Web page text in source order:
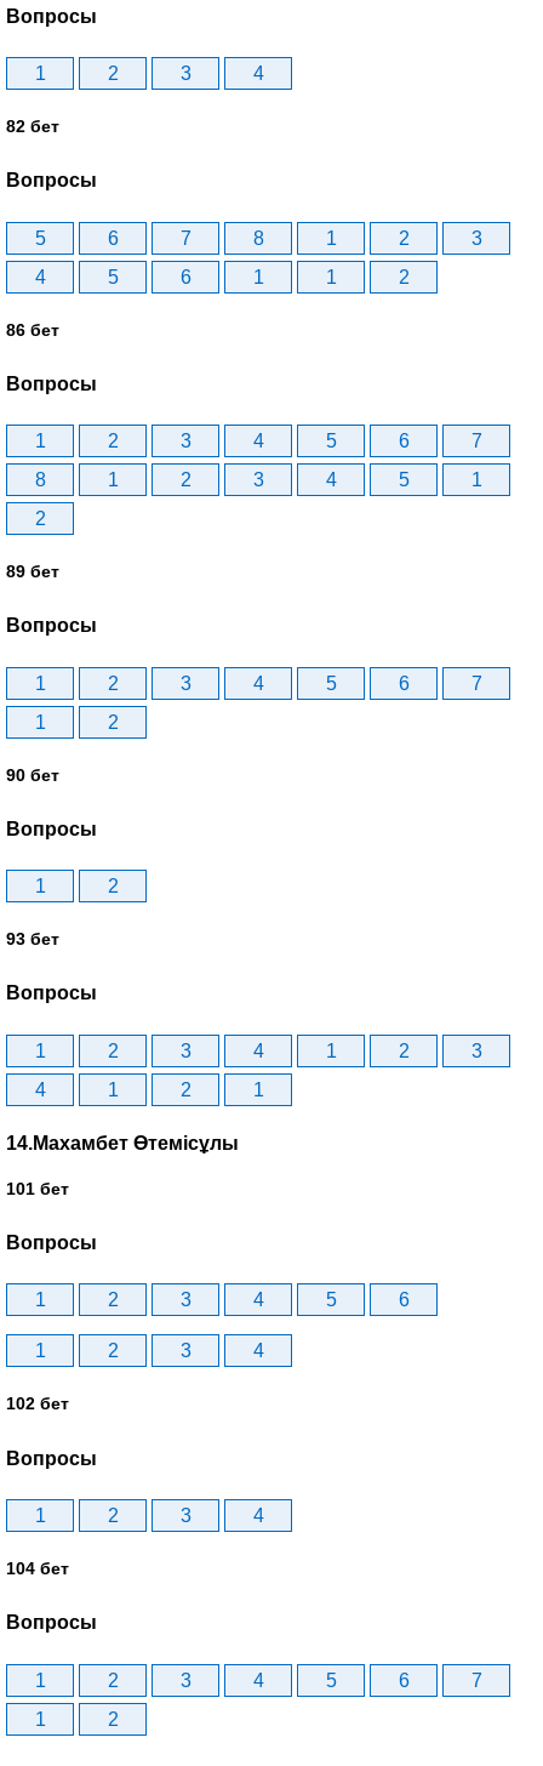
Вопросы
1 2 3 4
82 бет
Вопросы
5 6 7 8 1 2
3
4
5 6 1 1 2
86 бет
Вопросы
1 2 3 4 5 6
7
8
1 2 3 4 5
1
2
89 бет
Вопросы
1 2 3 4 5 6
7
1
2
90 бет
Вопросы
1 2
93 бет
Вопросы
1 2 3 4 1 2
3
4
1 2 1
14.Махамбет Өтемісұлы
101 бет
Вопросы
1 2 3 4 5 6
1 2 3 4
102 бет
Вопросы
1 2 3 4
104 бет
Вопросы
1 2 3 4 5 6
7
1
2